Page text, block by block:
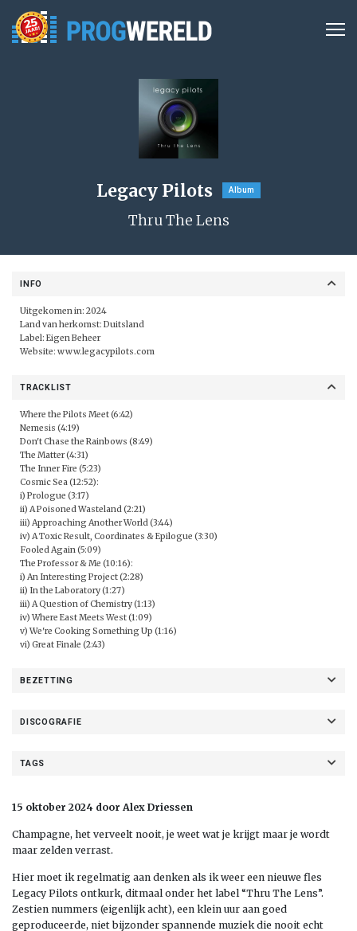
Legacy Pilots Album
Thru The Lens
INFO
Uitgekomen in: 2024
Land van herkomst: Duitsland
Label: Eigen Beheer
Website: www.legacypilots.com
TRACKLIST
Where the Pilots Meet (6:42)
Nemesis (4:19)
Don't Chase the Rainbows (8:49)
The Matter (4:31)
The Inner Fire (5:23)
Cosmic Sea (12:52):
i) Prologue (3:17)
ii) A Poisoned Wasteland (2:21)
iii) Approaching Another World (3:44)
iv) A Toxic Result, Coordinates & Epilogue (3:30)
Fooled Again (5:09)
The Professor & Me (10:16):
i) An Interesting Project (2:28)
ii) In the Laboratory (1:27)
iii) A Question of Chemistry (1:13)
iv) Where East Meets West (1:09)
v) We're Cooking Something Up (1:16)
vi) Great Finale (2:43)
BEZETTING
DISCOGRAFIE
TAGS
15 oktober 2024 door Alex Driessen
Champagne, het verveelt nooit, je weet wat je krijgt maar je wordt
maar zelden verrast.
Hier moet ik regelmatig aan denken als ik weer een nieuwe fles
Legacy Pilots ontkurk, ditmaal onder het label “Thru The Lens”.
Zestien nummers (eigenlijk acht), een klein uur aan goed
geproduceerde, niet bijzonder spannende muziek die nooit echt